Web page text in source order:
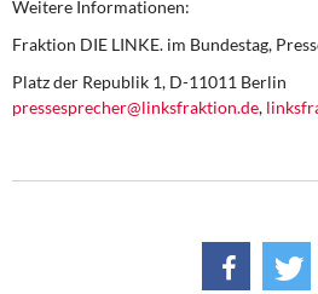
Weitere Informationen:
Fraktion DIE LINKE. im Bundestag,
Platz der Republik 1, D-11011 Berlin
pressesprecher@linksfraktion.de,